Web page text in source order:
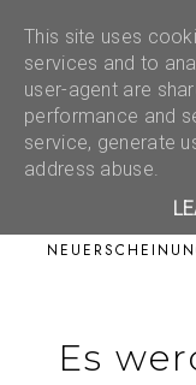
Es
This site uses
services and to
user-agent are
performance and
service, generate
address abuse.